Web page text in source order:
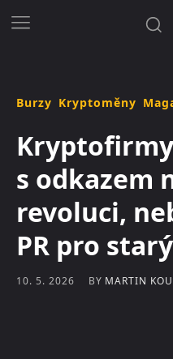
Burzy Kryptoměny
s odkazem
revoluci,
PR pro
10. 5. 2026 BY MARTIN